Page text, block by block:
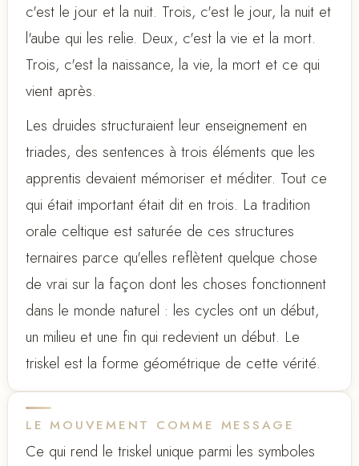
c'est le jour et la nuit. Trois, c'est le jour, la nuit et
l'aube qui les relie. Deux, c'est la vie et la mort.
Trois, c'est la naissance, la vie, la mort et ce qui
vient après.
Les druides structuraient leur enseignement en
triades, des sentences à trois éléments que les
apprentis devaient mémoriser et méditer. Tout ce
qui était important était dit en trois. La tradition
orale celtique est saturée de ces structures
ternaires parce qu'elles reflètent quelque chose
de vrai sur la façon dont les choses fonctionnent
dans le monde naturel : les cycles ont un début,
un milieu et une fin qui redevient un début. Le
triskel est la forme géométrique de cette vérité.
LE MOUVEMENT COMME MESSAGE
Ce qui rend le triskel unique parmi les symboles